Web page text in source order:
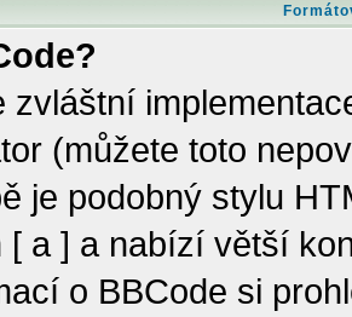
zvláštní
(můžete toto
je podobný stylu
[ a ] a nabízí větší
o BBCode si